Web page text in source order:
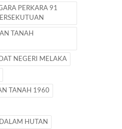
PERKARA 91
TANAH
NEGERI MELAKA
TANAH 1960
HUTAN